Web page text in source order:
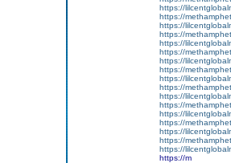
https://
https://
https://
https://
https://
https://
https://
https://
https://
https://
https://
https://
https://
https://
https://
https://
https://
https://m